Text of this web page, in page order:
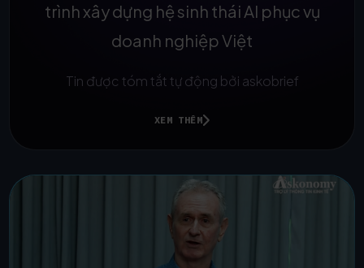
trình xây dựng hệ sinh thái AI phục vụ
doanh nghiệp Việt
Tin được tóm tắt tự động bởi askobrief
XEM THÊM